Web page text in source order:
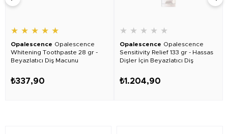
★ ★ ★ ★ ★
Opalescence Opalescence
Whitening Toothpaste 28 gr -
Beyazlatıcı Diş Macunu
₺337,90
★ ★ ★ ★ ★
Opalescence Opalescence
Sensitivity Relief 133 gr - Hassas
Dişler İçin Beyazlatıcı Diş
₺1.204,90